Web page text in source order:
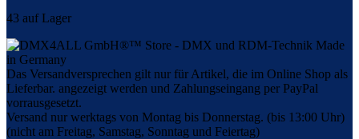
43 auf Lager
Das Versandversprechen gilt nur für Artikel, die im Online Shop als
Lieferbar. angezeigt werden und Zahlungseingang per PayPal
vorrausgesetzt.
Versand nur werktags von Montag bis Donnerstag. (bis 13:00 Uhr)
(nicht am Freitag, Samstag, Sonntag und Feiertag)